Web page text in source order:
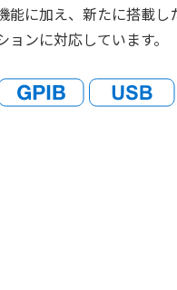
能に加え、新たに搭載
ョンに対応しています。